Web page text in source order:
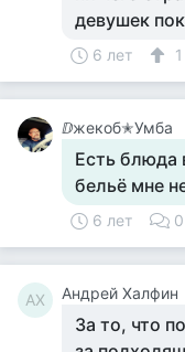
девушек
6 лет 1
ⅅжекоб✭Умба
Есть блюда
бельё мне
6 лет 0
АХ Андрей Халфин
За то, что